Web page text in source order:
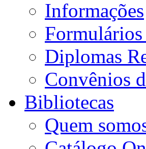
Informações
Diplomas
Convênios
Bibliotecas
Quem